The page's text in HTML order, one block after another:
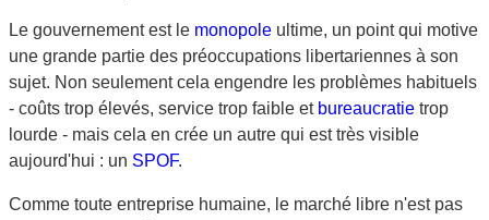
Le gouvernement est le monopole ultime, un point qui motive
une grande partie des préoccupations libertariennes à son
sujet. Non seulement cela engendre les problèmes habituels
- coûts trop élevés, service trop faible et bureaucratie trop
lourde - mais cela en crée un autre qui est très visible
aujourd'hui : un SPOF.
Comme toute entreprise humaine, le marché libre n'est pas